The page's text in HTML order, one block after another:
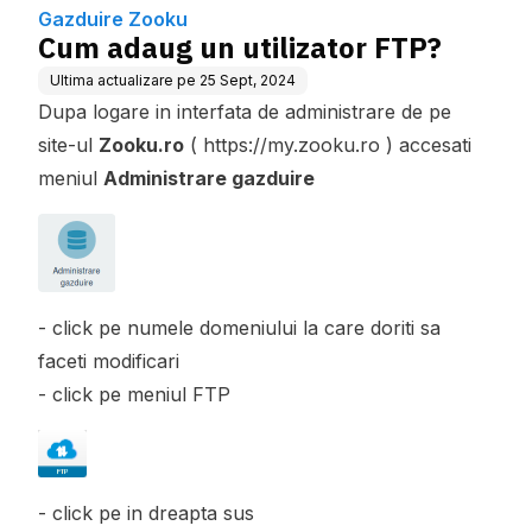
Gazduire Zooku
Cum adaug un utilizator FTP?
Ultima actualizare pe 25 Sept, 2024
Dupa logare in interfata de administrare de pe
site-ul Zooku.ro ( https://my.zooku.ro ) accesati
meniul Administrare gazduire
- click pe numele domeniului la care doriti sa
faceti modificari
- click pe meniul FTP
- click pe in dreapta sus